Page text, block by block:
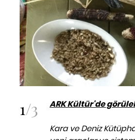
1/3 ARK Kültür'de
Kara ve Deniz